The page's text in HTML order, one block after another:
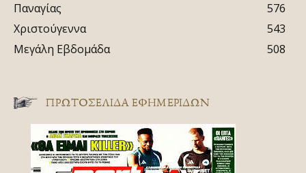
Παναγίας
576
Χριστούγεννα
543
Μεγάλη Εβδομάδα
508
ΠΡΩΤΟΣΈΛΙΔΑ ΕΦΗΜΕΡΊΔΩΝ